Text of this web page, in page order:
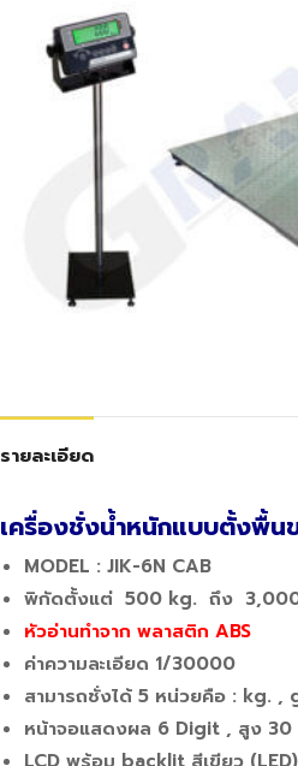
รายละเอียด
เครื่องชั่งน้ำหนักแบบตั้งพื้น
MODEL : JIK-6N CAB
พิกัดตั้งแต่ 500 kg. ถึง
หัวอ่านทำจาก พลาสติก ABS
ค่าความละเอียด 1/30000
สามารถชั่งได้ 5 หน่วยคือ : kg. ,
หน้าจอแสดงผล 6 Digit , สูง 30
LCD พร้อม backlit สีเขียว (LED)